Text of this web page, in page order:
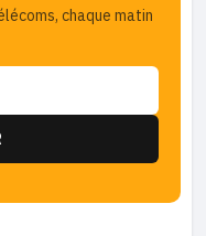
chaque matin